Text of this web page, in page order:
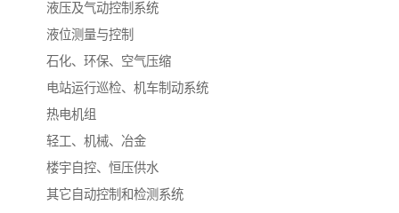
液压及气动控制系统
液位测量与控制
石化、环保、空气压缩
电站运行巡检、机车制动系统
热电机组
轻工、机械、冶金
楼宇自控、恒压供水
其它自动控制和检测系统